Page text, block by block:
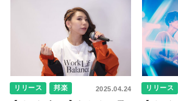
リリース 邦楽 2025.04.24 リリース